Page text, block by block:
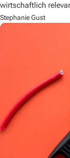
wirtschaftlich
Stephanie Gust